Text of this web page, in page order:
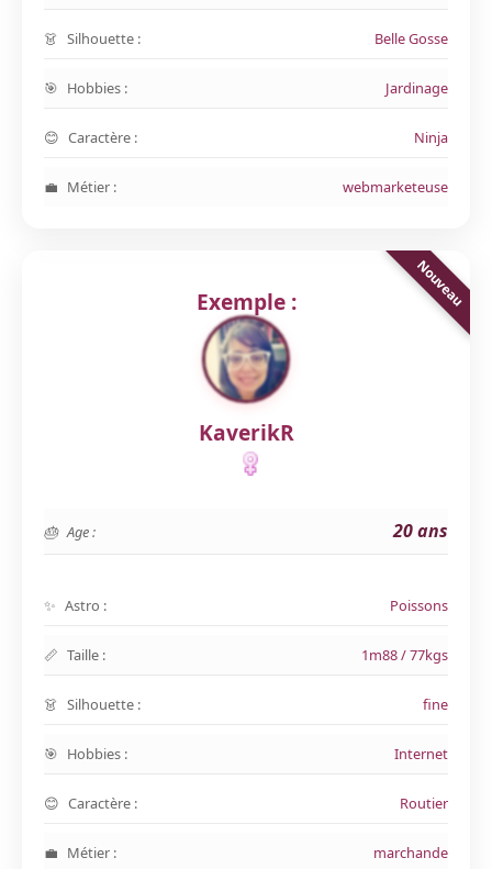
Silhouette : Belle Gosse
Hobbies : Jardinage
Caractère : Ninja
Métier : webmarketeuse
Exemple :
KaverikR
Age : 20 ans
Astro : Poissons
Taille : 1m88 / 77kgs
Silhouette : fine
Hobbies : Internet
Caractère : Routier
Métier : marchande